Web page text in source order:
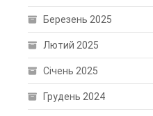
Березень 2025
Лютий 2025
Січень 2025
Грудень 2024